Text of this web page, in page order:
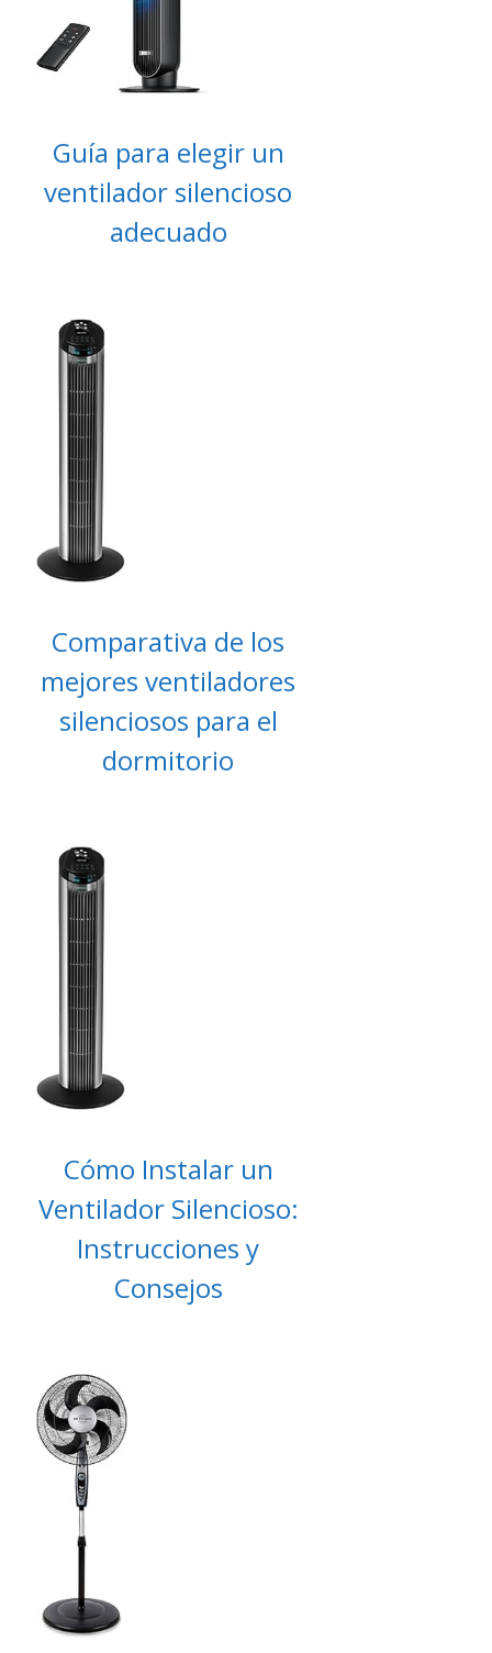
Guía para elegir un
ventilador silencioso
adecuado
Comparativa de los
mejores ventiladores
silenciosos para el
dormitorio
Cómo Instalar un
Ventilador Silencioso:
Instrucciones y
Consejos